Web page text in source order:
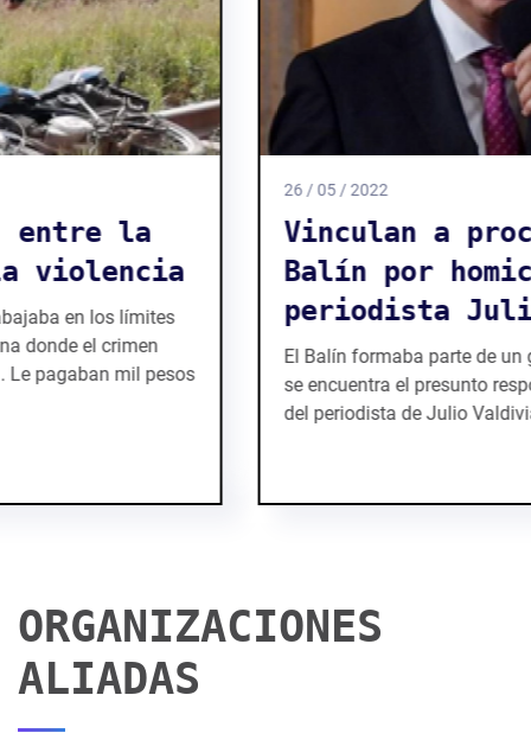
Vinculan a proceso a El
Balín por homicidio del
periodista Julio Valdivia
El Balín formaba parte de un grupo criminal donde
se encuentra el presunto responsable del asesinato
del periodista de Julio Valdivia.
ORGANIZACIONES
ALIADAS